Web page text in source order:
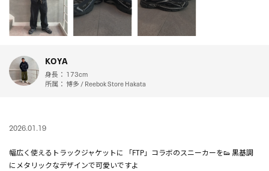
KOYA
身長： 173cm
所属： 博多 / Reebok Store Hakata
2026.01.19
幅広く使えるトラックジャケットに 「FTP」コラボのスニーカーを👟 黒基調
にメタリックなデザインで可愛いですよ